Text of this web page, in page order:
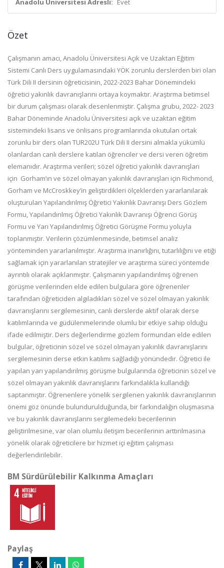
Anadolu Üniversitesi Adresli: Evet
Özet
Çalışmanın amacı, Anadolu Üniversitesi Açık ve Uzaktan Eğitim
Sistemi Canlı Ders uygulamasındaki YÖK zorunlu derslerden biri olan
Türk Dili II dersinin öğreticisinin, 2022-2023 Bahar Dönemindeki
öğretici yakınlık davranışlarını ortaya koymaktır. Araştırma betimsel
bir durum çalışması olarak desenlenmiştir. Çalışma grubu, 2022- 2023
Bahar Döneminde Anadolu Üniversitesi açık ve uzaktan eğitim
sistemindeki lisans ve önlisans programlarında okutulan ortak
zorunlu bir ders olan TUR202U Türk Dili II dersini almakla yükümlü
olanlardan canlı derslere katılan öğrenciler ve dersi veren öğretim
elemanıdır. Araştırma verileri; sözel öğretici yakınlık davranışları
için Gorham’ın ve sözel olmayan yakınlık davranışları için Richmond,
Gorham ve McCroskkey’in geliştirdikleri ölçeklerden yararlanılarak
oluşturulan Yapılandırılmış Öğretici Yakınlık Davranışı Ders Gözlem
Formu, Yapılandırılmış Öğretici Yakınlık Davranışı Öğrenci Görüş
Formu ve Yarı Yapılandırılmış Öğretici Görüşme Formu yoluyla
toplanmıştır. Verilerin çözümlenmesinde, betimsel analiz
yönteminden yararlanılmıştır. Araştırma inanırlığını, tutarlılığını ve etiği
sağlamak için yararlanılan stratejiler ve araştırma süreci yöntemde
ayrıntılı olarak açıklanmıştır. Çalışmanın yapılandırılmış öğrenen
görüşme verilerinden elde edilen bulgulara göre öğrenenler
tarafından öğreticiden algıladıkları sözel ve sözel olmayan yakınlık
davranışlarını sergilemesinin, canlı derslerde aktif olarak derse
katılımlarında ve güdülenmelerinde olumlu bir etkiye sahip olduğu
ifade edilmiştir. Ders değerlendirme gözlem formundan elde edilen
bulgular, öğreticinin sözel ve sözel olmayan yakınlık davranışlarını
sergilemesinin derse etkin katılımı sağladığı yönündedir. Öğretici ile
yapılan yarı yapılandırılmış görüşme bulgularında öğreticinin sözel ve
sözel olmayan yakınlık davranışlarını farkındalıkla kullandığı
saptanmıştır. Öğrenenlere yönelik sergilenen yakınlık davranışlarının
önemi göz önünde bulundurulduğunda, bir farkındalığın oluşmasına
ve bu yakınlık davranışlarını sergilemedeki becerilerinin
geliştirilmesine, var olan olumlu iletişim becerilerinin arttırılmasına
yönelik olarak öğreticilere bir hizmet içi eğitim çalışması
değerlendirilebilir.
BM Sürdürülebilir Kalkınma Amaçları
Paylaş